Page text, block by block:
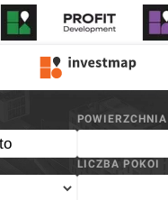
STARE MIASTO
POWIERZCHNIA
LICZBA POKOI